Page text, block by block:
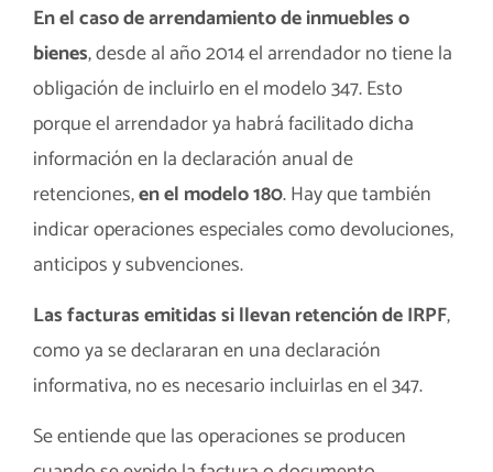
En el caso de arrendamiento de inmuebles o
bienes, desde al año 2014 el arrendador no tiene la
obligación de incluirlo en el modelo 347. Esto
porque el arrendador ya habrá facilitado dicha
información en la declaración anual de
retenciones,en el modelo 180. Hay que también
indicar operaciones especiales como devoluciones,
anticipos y subvenciones.
Las facturas emitidas si llevan retención de IRPF,
como ya se declararan en una declaración
informativa, no es necesario incluirlas en el 347.
Se entiende que las operaciones se producen